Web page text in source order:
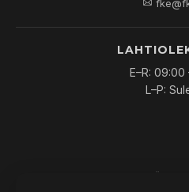
E–R: 09:00
L–P: